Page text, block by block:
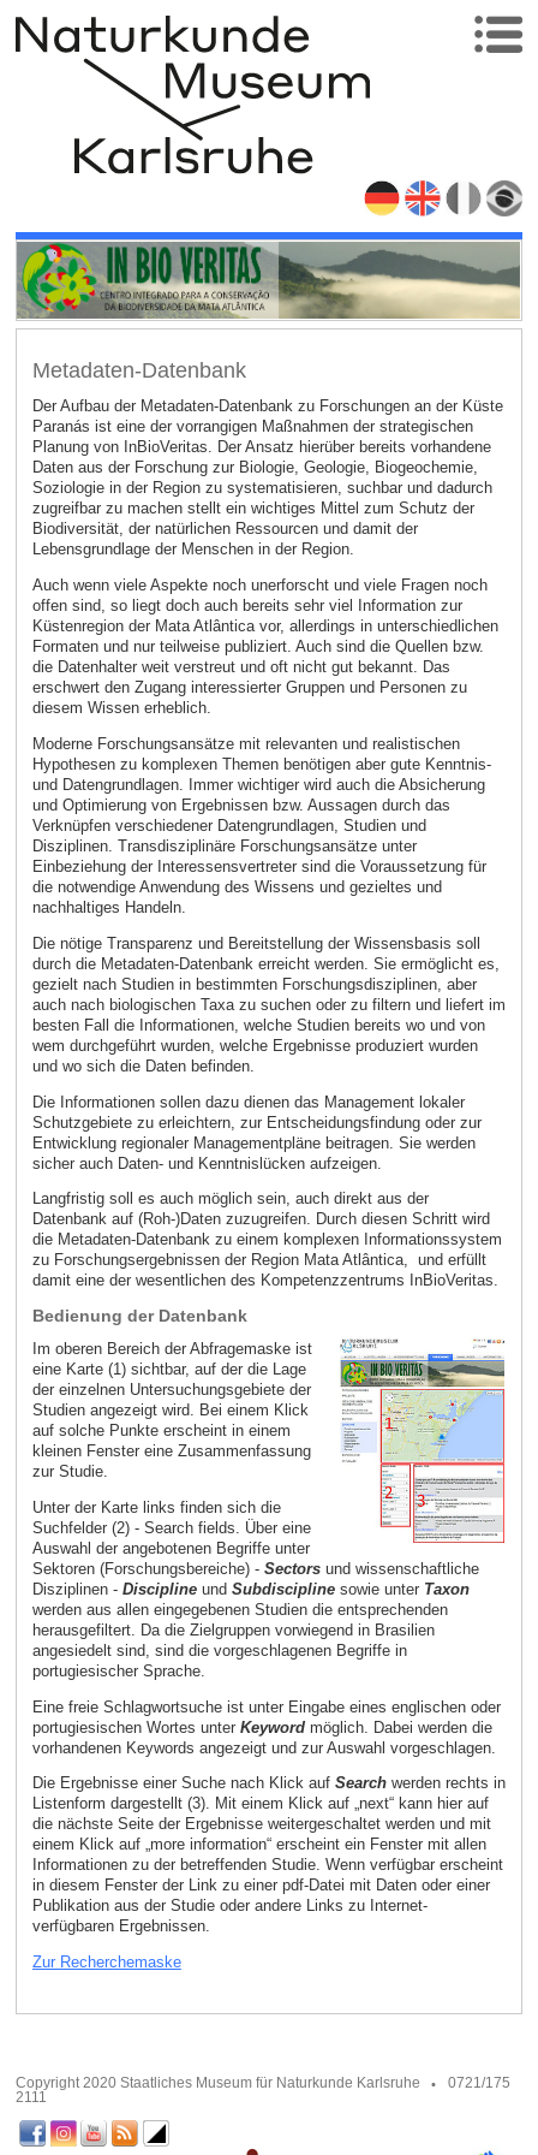
Metadaten-Datenbank
Der Aufbau der Metadaten-Datenbank zu Forschungen an der Küste
Paranás ist eine der vorrangigen Maßnahmen der strategischen
Planung von InBioVeritas. Der Ansatz hierüber bereits vorhandene
Daten aus der Forschung zur Biologie, Geologie, Biogeochemie,
Soziologie in der Region zu systematisieren, suchbar und dadurch
zugreifbar zu machen stellt ein wichtiges Mittel zum Schutz der
Biodiversität, der natürlichen Ressourcen und damit der
Lebensgrundlage der Menschen in der Region.
Auch wenn viele Aspekte noch unerforscht und viele Fragen noch
offen sind, so liegt doch auch bereits sehr viel Information zur
Küstenregion der Mata Atlântica vor, allerdings in unterschiedlichen
Formaten und nur teilweise publiziert. Auch sind die Quellen bzw.
die Datenhalter weit verstreut und oft nicht gut bekannt. Das
erschwert den Zugang interessierter Gruppen und Personen zu
diesem Wissen erheblich.
Moderne Forschungsansätze mit relevanten und realistischen
Hypothesen zu komplexen Themen benötigen aber gute Kenntnis-
und Datengrundlagen. Immer wichtiger wird auch die Absicherung
und Optimierung von Ergebnissen bzw. Aussagen durch das
Verknüpfen verschiedener Datengrundlagen, Studien und
Disziplinen. Transdisziplinäre Forschungsansätze unter
Einbeziehung der Interessensvertreter sind die Voraussetzung für
die notwendige Anwendung des Wissens und gezieltes und
nachhaltiges Handeln.
Die nötige Transparenz und Bereitstellung der Wissensbasis soll
durch die Metadaten-Datenbank erreicht werden. Sie ermöglicht es,
gezielt nach Studien in bestimmten Forschungsdisziplinen, aber
auch nach biologischen Taxa zu suchen oder zu filtern und liefert im
besten Fall die Informationen, welche Studien bereits wo und von
wem durchgeführt wurden, welche Ergebnisse produziert wurden
und wo sich die Daten befinden.
Die Informationen sollen dazu dienen das Management lokaler
Schutzgebiete zu erleichtern, zur Entscheidungsfindung oder zur
Entwicklung regionaler Managementpläne beitragen. Sie werden
sicher auch Daten- und Kenntnislücken aufzeigen.
Langfristig soll es auch möglich sein, auch direkt aus der
Datenbank auf (Roh-)Daten zuzugreifen. Durch diesen Schritt wird
die Metadaten-Datenbank zu einem komplexen Informationssystem
zu Forschungsergebnissen der Region Mata Atlântica, und erfüllt
damit eine der wesentlichen des Kompetenzzentrums InBioVeritas.
Bedienung der Datenbank
Im oberen Bereich der Abfragemaske ist
eine Karte (1) sichtbar, auf der die Lage
der einzelnen Untersuchungsgebiete der
Studien angezeigt wird. Bei einem Klick
auf solche Punkte erscheint in einem
kleinen Fenster eine Zusammenfassung
zur Studie.
Unter der Karte links finden sich die
Suchfelder (2) - Search fields. Über eine
Auswahl der angebotenen Begriffe unter
Sektoren (Forschungsbereiche) - Sectors und wissenschaftliche
Disziplinen - Discipline und Subdisciplinesowie unter Taxon
werden aus allen eingegebenen Studien die entsprechenden
herausgefiltert. Da die Zielgruppen vorwiegend in Brasilien
angesiedelt sind, sind die vorgeschlagenen Begriffe in
portugiesischer Sprache.
Eine freie Schlagwortsuche ist unter Eingabe eines englischen oder
portugiesischen Wortes unter Keyword möglich. Dabei werden die
vorhandenen Keywords angezeigt und zur Auswahl vorgeschlagen.
Die Ergebnisse einer Suche nach Klick auf Search werden rechts in
Listenform dargestellt (3). Mit einem Klick auf „next“ kann hier auf
die nächste Seite der Ergebnisse weitergeschaltet werden und mit
einem Klick auf „more information“ erscheint ein Fenster mit allen
Informationen zu der betreffenden Studie. Wenn verfügbar erscheint
in diesem Fenster der Link zu einer pdf-Datei mit Daten oder einer
Publikation aus der Studie oder andere Links zu Internet-
verfügbaren Ergebnissen.
Zur Recherchemaske
Copyright 2020 Staatliches Museum für Naturkunde Karlsruhe
0721/175
2111